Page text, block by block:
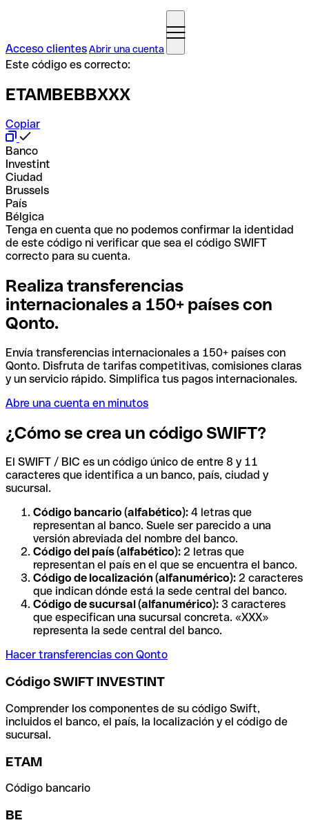
Acceso clientesAbrir una cuenta
Este código es correcto:
ETAMBEBBXXX
Copiar
Banco
Investint
Ciudad
Brussels
País
Bélgica
Tenga en cuenta que no podemos confirmar la identidad
de este código ni verificar que sea el código SWIFT
correcto para su cuenta.
Realiza transferencias
internacionales a 150+ países con
Qonto.
Envía transferencias internacionales a 150+ países con
Qonto. Disfruta de tarifas competitivas, comisiones claras
y un servicio rápido. Simplifica tus pagos internacionales.
Abre una cuenta en minutos
¿Cómo se crea un código SWIFT?
El SWIFT / BIC es un código único de entre 8 y 11
caracteres que identifica a un banco, país, ciudad y
sucursal.
Código bancario (alfabético): 4 letras que
representan al banco. Suele ser parecido a una
versión abreviada del nombre del banco.
Código del país (alfabético): 2 letras que
representan el país en el que se encuentra el banco.
Código de localización (alfanumérico): 2 caracteres
que indican dónde está la sede central del banco.
Código de sucursal (alfanumérico): 3 caracteres
que especifican una sucursal concreta. «XXX»
representa la sede central del banco.
Hacer transferencias con Qonto
Código SWIFT INVESTINT
Comprender los componentes de su código Swift,
incluidos el banco, el país, la localización y el código de
sucursal.
ETAM
Código bancario
BE